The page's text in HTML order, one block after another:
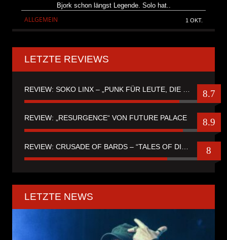
Bjork schon längst Legende. Solo hat..
ALLGEMEIN 1 OKT.
LETZTE REVIEWS
8.7
REVIEW: „RESURGENCE“ VON FUTURE PALACE 8.9
8
LETZTE NEWS